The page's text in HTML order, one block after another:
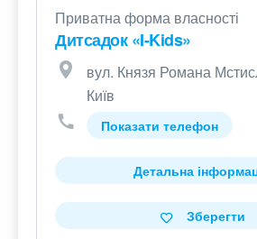
Приватна форма власності
Дитсадок «I-Kids»
вул. Князя Романа
Київ
Показати телефон
Детальна
Зберегти